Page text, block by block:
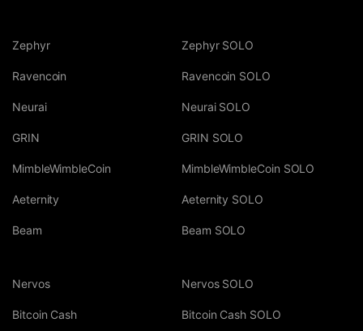
Zephyr
Ravencoin
Neurai
GRIN
MimbleWimbleCoin
Aeternity
Beam
Zephyr SOLO
Ravencoin SOLO
Neurai SOLO
GRIN SOLO
MimbleWimbleCoin SOLO
Aeternity SOLO
Beam SOLO
Nervos
Bitcoin Cash
Nervos SOLO
Bitcoin Cash SOLO